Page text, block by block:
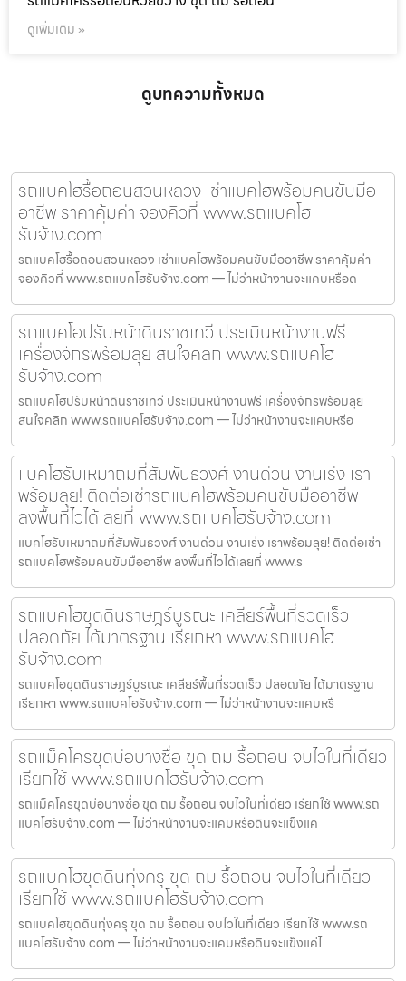
ดูเพิ่มเติม »
ดูบทความทั้งหมด
รถแบคโฮรื้อถอนสวนหลวง เช่าแบคโฮพร้อมคนขับมือ
อาชีพ ราคาคุ้มค่า จองคิวที่ www.รถแบคโฮ
รับจ้าง.com
รถแบคโฮรื้อถอนสวนหลวง เช่าแบคโฮพร้อมคนขับมืออาชีพ ราคาคุ้มค่า
จองคิวที่ www.รถแบคโฮรับจ้าง.com — ไม่ว่าหน้างานจะแคบหรือด
รถแบคโฮปรับหน้าดินราชเทวี ประเมินหน้างานฟรี
เครื่องจักรพร้อมลุย สนใจคลิก www.รถแบคโฮ
รับจ้าง.com
รถแบคโฮปรับหน้าดินราชเทวี ประเมินหน้างานฟรี เครื่องจักรพร้อมลุย
สนใจคลิก www.รถแบคโฮรับจ้าง.com — ไม่ว่าหน้างานจะแคบหรือ
แบคโฮรับเหมาถมที่สัมพันธวงศ์ งานด่วน งานเร่ง เรา
พร้อมลุย! ติดต่อเช่ารถแบคโฮพร้อมคนขับมืออาชีพ
ลงพื้นที่ไวได้เลยที่ www.รถแบคโฮรับจ้าง.com
แบคโฮรับเหมาถมที่สัมพันธวงศ์ งานด่วน งานเร่ง เราพร้อมลุย! ติดต่อเช่า
รถแบคโฮพร้อมคนขับมืออาชีพ ลงพื้นที่ไวได้เลยที่ www.ร
รถแบคโฮขุดดินราษฎร์บูรณะ เคลียร์พื้นที่รวดเร็ว
ปลอดภัย ได้มาตรฐาน เรียกหา www.รถแบคโฮ
รับจ้าง.com
รถแบคโฮขุดดินราษฎร์บูรณะ เคลียร์พื้นที่รวดเร็ว ปลอดภัย ได้มาตรฐาน
เรียกหา www.รถแบคโฮรับจ้าง.com — ไม่ว่าหน้างานจะแคบหรื
รถแม็คโครขุดบ่อบางซื่อ ขุด ถม รื้อถอน จบไวในที่เดียว
เรียกใช้ www.รถแบคโฮรับจ้าง.com
รถแม็คโครขุดบ่อบางซื่อ ขุด ถม รื้อถอน จบไวในที่เดียว เรียกใช้ www.รถ
แบคโฮรับจ้าง.com — ไม่ว่าหน้างานจะแคบหรือดินจะแข็งแค
รถแบคโฮขุดดินทุ่งครุ ขุด ถม รื้อถอน จบไวในที่เดียว
เรียกใช้ www.รถแบคโฮรับจ้าง.com
รถแบคโฮขุดดินทุ่งครุ ขุด ถม รื้อถอน จบไวในที่เดียว เรียกใช้ www.รถ
แบคโฮรับจ้าง.com — ไม่ว่าหน้างานจะแคบหรือดินจะแข็งแค่ไ